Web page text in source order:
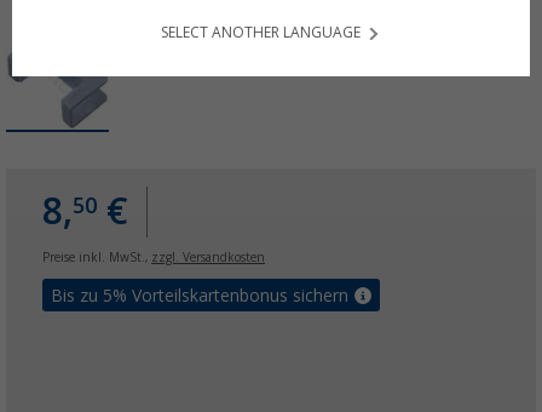
8,50 €
Preise inkl. MwSt., zzgl. Versandkosten
Bis zu 5% Vorteilskartenbonus sichern
SELECT ANOTHER LANGUAGE